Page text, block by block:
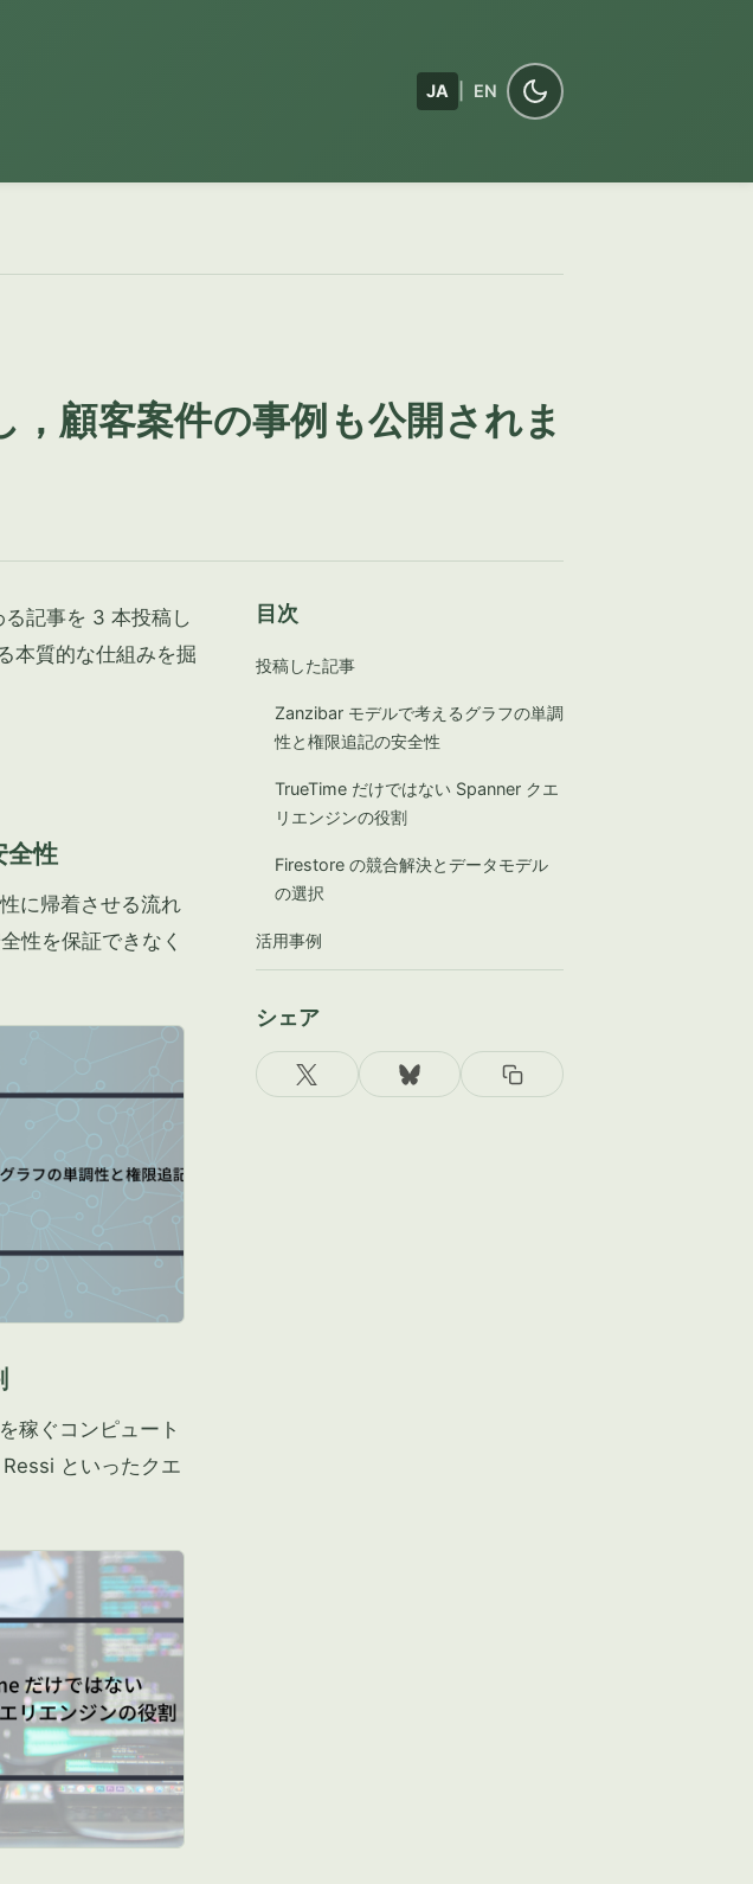
JA EN
顧客案件の事例も公開されま
目次
投稿した記事
Zanzibar モデルで考えるグラフの単調
性と権限追記の安全性
TrueTime だけではない Spanner クエ
リエンジンの役割
Firestore の競合解決とデータモデル
の選択
活用事例
シェア
記事を 3 本投稿し
本質的な仕組みを掘
全性
に帰着させる流れ
性を保証できなく
稼ぐコンピュート
といったクエ